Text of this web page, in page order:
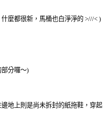
麼都很新，馬桶也白淨淨的 >///< )
分囉～)
地上則是尚未拆封的紙拖鞋，穿起